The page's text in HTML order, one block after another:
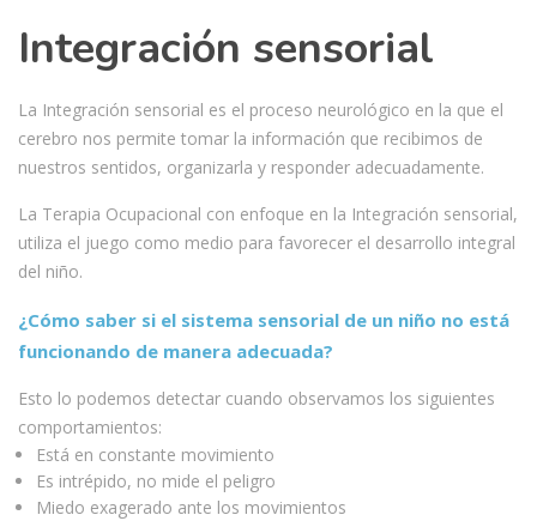
Integración sensorial
La Integración sensorial es el proceso neurológico en la que el
cerebro nos permite tomar la información que recibimos de
nuestros sentidos, organizarla y responder adecuadamente.
La Terapia Ocupacional con enfoque en la Integración sensorial,
utiliza el juego como medio para favorecer el desarrollo integral
del niño.
¿Cómo saber si el sistema sensorial de un niño no está
funcionando de manera adecuada?
Esto lo podemos detectar cuando observamos los siguientes
comportamientos:
Está en constante movimiento
Es intrépido, no mide el peligro
Miedo exagerado ante los movimientos